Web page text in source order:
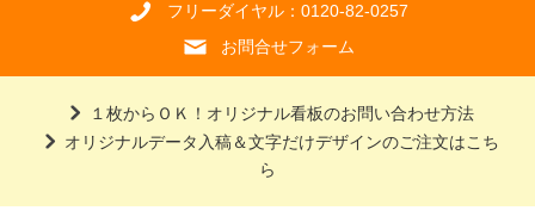
フリーダイヤル：0120-82-0257
お問合せフォーム
１枚からＯＫ！オリジナル看板のお問い合わせ方法
オリジナルデータ入稿＆文字だけデザインのご注文はこち
ら